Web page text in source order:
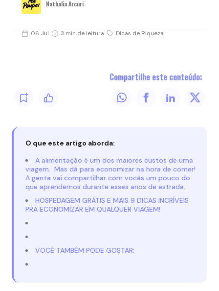
Nathalia Arcuri
06 Jul 3 min de leitura Dicas de Riqueza
Compartilhe este conteúdo:
O que este artigo aborda:
A alimentação é um dos maiores custos de uma
viagem. Mas dá para economizar na hora de comer!
A gente vai compartilhar com vocês um pouco do
que aprendemos durante esses anos de estrada.
HOSPEDAGEM GRÁTIS E MAIS 9 DICAS INCRÍVEIS
PRA ECONOMIZAR EM QUALQUER VIAGEM!
VOCÊ TAMBÉM PODE GOSTAR: